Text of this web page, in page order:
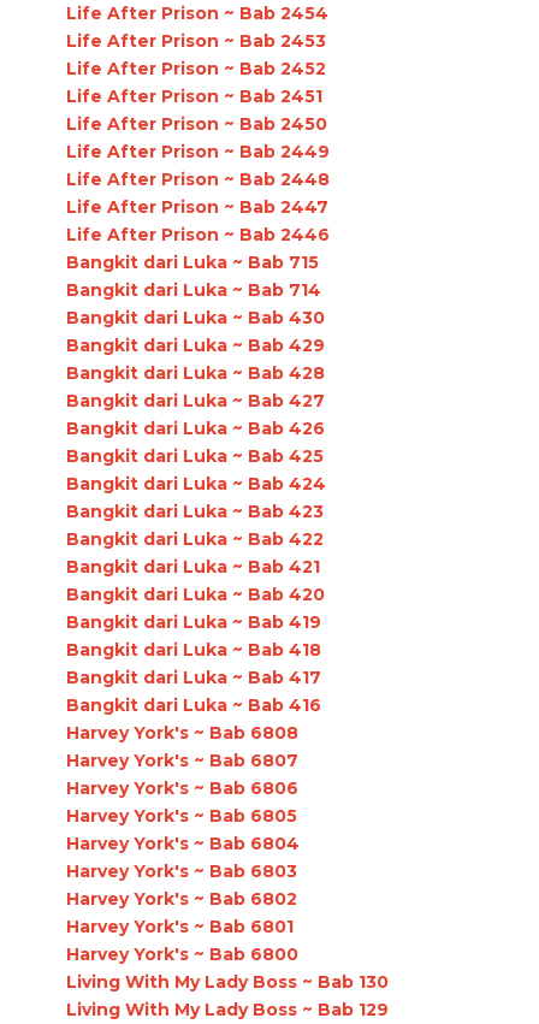
Life After Prison ~ Bab 2454
Life After Prison ~ Bab 2453
Life After Prison ~ Bab 2452
Life After Prison ~ Bab 2451
Life After Prison ~ Bab 2450
Life After Prison ~ Bab 2449
Life After Prison ~ Bab 2448
Life After Prison ~ Bab 2447
Life After Prison ~ Bab 2446
Bangkit dari Luka ~ Bab 715
Bangkit dari Luka ~ Bab 714
Bangkit dari Luka ~ Bab 430
Bangkit dari Luka ~ Bab 429
Bangkit dari Luka ~ Bab 428
Bangkit dari Luka ~ Bab 427
Bangkit dari Luka ~ Bab 426
Bangkit dari Luka ~ Bab 425
Bangkit dari Luka ~ Bab 424
Bangkit dari Luka ~ Bab 423
Bangkit dari Luka ~ Bab 422
Bangkit dari Luka ~ Bab 421
Bangkit dari Luka ~ Bab 420
Bangkit dari Luka ~ Bab 419
Bangkit dari Luka ~ Bab 418
Bangkit dari Luka ~ Bab 417
Bangkit dari Luka ~ Bab 416
Harvey York's ~ Bab 6808
Harvey York's ~ Bab 6807
Harvey York's ~ Bab 6806
Harvey York's ~ Bab 6805
Harvey York's ~ Bab 6804
Harvey York's ~ Bab 6803
Harvey York's ~ Bab 6802
Harvey York's ~ Bab 6801
Harvey York's ~ Bab 6800
Living With My Lady Boss ~ Bab 130
Living With My Lady Boss ~ Bab 129